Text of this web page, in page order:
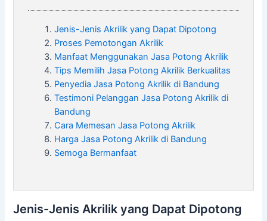
Jenis-Jenis Akrilik yang Dapat Dipotong
Proses Pemotongan Akrilik
Manfaat Menggunakan Jasa Potong Akrilik
Tips Memilih Jasa Potong Akrilik Berkualitas
Penyedia Jasa Potong Akrilik di Bandung
Testimoni Pelanggan Jasa Potong Akrilik di
Bandung
Cara Memesan Jasa Potong Akrilik
Harga Jasa Potong Akrilik di Bandung
Semoga Bermanfaat
Jenis-Jenis Akrilik yang Dapat Dipotong